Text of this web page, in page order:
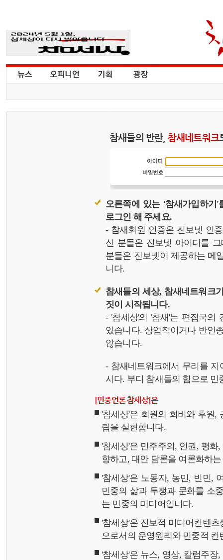
참새들의 반란, 참새네트워크
오른쪽에 있는 '참새가입하기
로그인 해 주세요.
- 참새회원 인증은 진보넷 인
신 분들은 진보넷 아이디를
분들은 진보넷이 제공하는 메
니다.
참새들의 세상, 참새네트워크
짓이 시작됩니다.
- '참세상'의 '참새'는 편집국의
있습니다. 상업적이거나 반인
않습니다.
- 참새네트워크에서 무리를
시다. 부디 참새들의 힘으로 민
[민중언론 참세상]은
'참세상'은 회원의 회비와 후원,
립을 실현합니다.
'참세상'은 민주주의, 인권, 평
향하고, 대안 담론을 여론화하
'참세상'은 노동자, 농민, 빈민,
민중의 삶과 투쟁과 문화를 소
는 민중의 미디어입니다.
'참세상'은 진보적 미디어컨텐
으로서의 운영원리와 민중적
'참세상'은 뉴스, 영상, 칼럼주